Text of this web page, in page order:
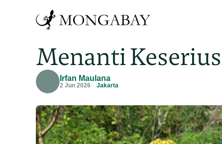
Menanti
Irfan Maulana
2 Jun 2026 Jakarta